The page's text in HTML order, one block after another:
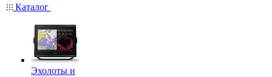
Каталог
Эхолоты и